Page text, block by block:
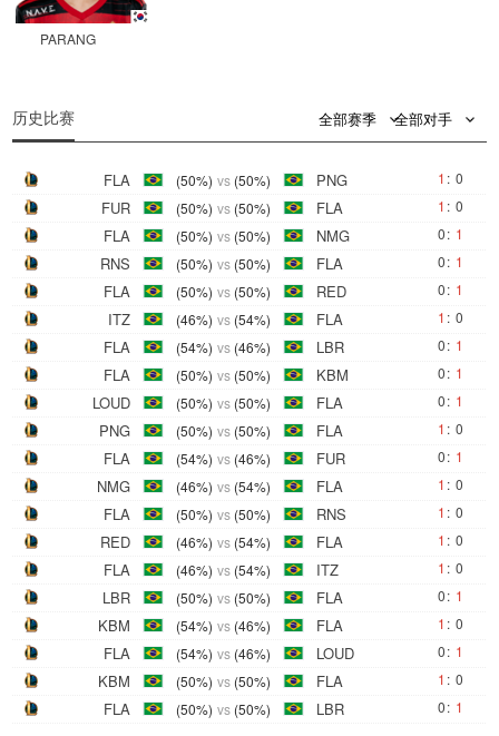
PARANG
历史比赛 全部赛季 全部对手
FLA (50%) vs (50%) PNG 1 : 0
FUR (50%) vs (50%) FLA 1 : 0
FLA (50%) vs (50%) NMG 0: 1
RNS (50%) vs (50%) FLA 0: 1
FLA (50%) vs (50%) RED 0: 1
ITZ (46%) vs (54%) FLA 1 : 0
FLA (54%) vs (46%) LBR 0: 1
FLA (50%) vs (50%) KBM 0: 1
LOUD (50%) vs (50%) FLA 0: 1
PNG (50%) vs (50%) FLA 1 : 0
FLA (54%) vs (46%) FUR 0: 1
NMG (46%) vs (54%) FLA 1 : 0
FLA (50%) vs (50%) RNS 1 : 0
RED (46%) vs (54%) FLA 1 : 0
FLA (46%) vs (54%) ITZ 1 : 0
LBR (50%) vs (50%) FLA 0: 1
KBM (54%) vs (46%) FLA 1 : 0
FLA (54%) vs (46%) LOUD 0: 1
KBM (50%) vs (50%) FLA 1 : 0
FLA (50%) vs (50%) LBR 0: 1